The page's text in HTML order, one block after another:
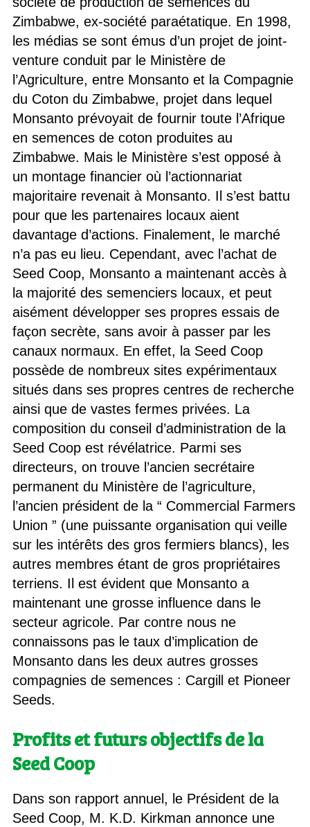
Zimbabwe, ex-société paraétatique. En 1998,
les médias se sont émus d’un projet de joint-
venture conduit par le Ministère de
l’Agriculture, entre Monsanto et la Compagnie
du Coton du Zimbabwe, projet dans lequel
Monsanto prévoyait de fournir toute l’Afrique
en semences de coton produites au
Zimbabwe. Mais le Ministère s’est opposé à
un montage financier où l’actionnariat
majoritaire revenait à Monsanto. Il s’est battu
pour que les partenaires locaux aient
davantage d’actions. Finalement, le marché
n’a pas eu lieu. Cependant, avec l’achat de
Seed Coop, Monsanto a maintenant accès à
la majorité des semenciers locaux, et peut
aisément développer ses propres essais de
façon secrète, sans avoir à passer par les
canaux normaux. En effet, la Seed Coop
possède de nombreux sites expérimentaux
situés dans ses propres centres de recherche
ainsi que de vastes fermes privées. La
composition du conseil d’administration de la
Seed Coop est révélatrice. Parmi ses
directeurs, on trouve l’ancien secrétaire
permanent du Ministère de l’agriculture,
l’ancien président de la “ Commercial Farmers
Union ” (une puissante organisation qui veille
sur les intérêts des gros fermiers blancs), les
autres membres étant de gros propriétaires
terriens. Il est évident que Monsanto a
maintenant une grosse influence dans le
secteur agricole. Par contre nous ne
connaissons pas le taux d’implication de
Monsanto dans les deux autres grosses
compagnies de semences : Cargill et Pioneer
Seeds.
Profits et futurs objectifs de la
Seed Coop
Dans son rapport annuel, le Président de la
Seed Coop, M. K.D. Kirkman annonce une